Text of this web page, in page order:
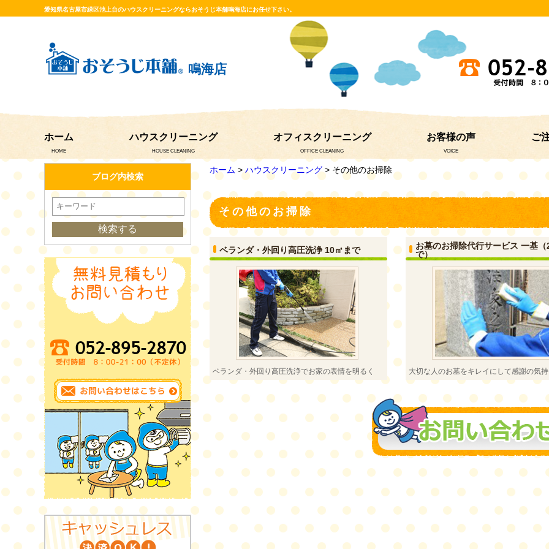
愛知県名古屋市緑区池上台のハウスクリーニングならおそうじ本舗鳴海店にお任せ下さい。
鳴海店
ホーム
HOME
ハウスクリーニング
HOUSE CLEANING
オフィスクリーニング
OFFICE CLEANING
お客様の声
VOICE
ご
ホーム >ハウスクリーニング> その他のお掃除
その他のお掃除
ベランダ・外回り高圧洗浄 10㎡まで
ベランダ・外回り高圧洗浄でお家の表情を明るく
お墓のお掃除代行サービス 一基（
で）
大切な人のお墓をキレイにして感謝の気
ブログ内検索